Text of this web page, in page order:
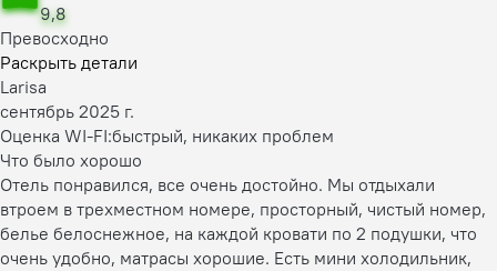
9,8
Превосходно
Раскрыть детали
Larisa
сентябрь 2025 г.
Оценка WI-FI:быстрый, никаких проблем
Что было хорошо
Отель понравился, все очень достойно. Мы отдыхали
втроем в трехместном номере, просторный, чистый номер,
белье белоснежное, на каждой кровати по 2 подушки, что
очень удобно, матрасы хорошие. Есть мини холодильник,